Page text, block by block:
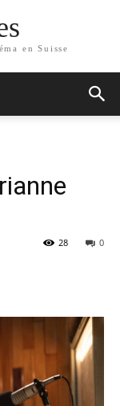
en Suisse
0
28